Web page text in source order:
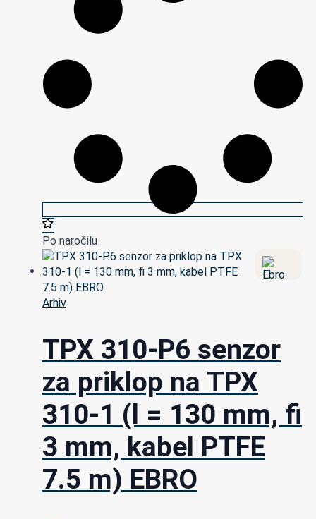
Po naročilu
Arhiv
TPX 310-P6 senzor
za priklop na TPX
310-1 (l = 130 mm, fi
3 mm, kabel PTFE
7.5 m) EBRO